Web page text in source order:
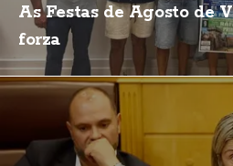
As Festas de Agosto de
forza